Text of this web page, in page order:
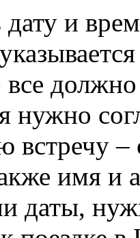
и
все
нужно
встречу
имя и
даты,